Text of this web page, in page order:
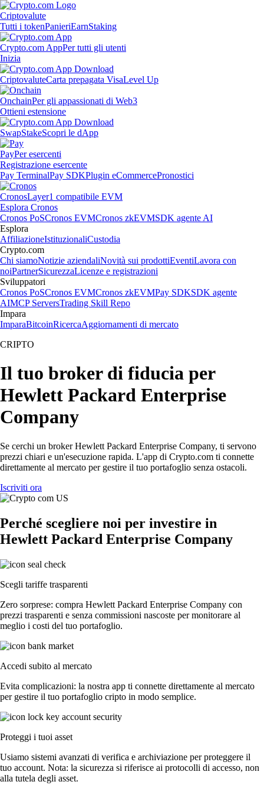
Criptovalute
Tutti i tokenPanieriEarnStaking
Crypto.com AppPer tutti gli utenti
Inizia
CriptovaluteCarta prepagata VisaLevel Up
OnchainPer gli appassionati di Web3
Ottieni estensione
SwapStakeScopri le dApp
PayPer esercenti
Registrazione esercente
Pay TerminalPay SDKPlugin eCommercePronostici
CronosLayer1 compatibile EVM
Esplora Cronos
Cronos PoSCronos EVMCronos zkEVMSDK agente AI
Esplora
AffiliazioneIstituzionaliCustodia
Crypto.com
Chi siamoNotizie aziendaliNovità sui prodottiEventiLavora con
noiPartnerSicurezzaLicenze e registrazioni
Sviluppatori
Cronos PoSCronos EVMCronos zkEVMPay SDKSDK agente
AIMCP ServersTrading Skill Repo
Impara
ImparaBitcoinRicercaAggiornamenti di mercato
CRIPTO
Il tuo broker di fiducia per
Hewlett Packard Enterprise
Company
Se cerchi un broker Hewlett Packard Enterprise Company, ti servono
prezzi chiari e un'esecuzione rapida. L'app di Crypto.com ti connette
direttamente al mercato per gestire il tuo portafoglio senza ostacoli.
Iscriviti ora
Perché scegliere noi per investire in
Hewlett Packard Enterprise Company
Scegli tariffe trasparenti
Zero sorprese: compra Hewlett Packard Enterprise Company con
prezzi trasparenti e senza commissioni nascoste per monitorare al
meglio i costi del tuo portafoglio.
Accedi subito al mercato
Evita complicazioni: la nostra app ti connette direttamente al mercato
per gestire il tuo portafoglio cripto in modo semplice.
Proteggi i tuoi asset
Usiamo sistemi avanzati di verifica e archiviazione per proteggere il
tuo account. Nota: la sicurezza si riferisce ai protocolli di accesso, non
alla tutela degli asset.